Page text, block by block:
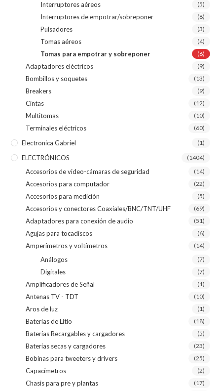
Interruptores aéreos (5)
Interruptores de empotrar/sobreponer (8)
Pulsadores (3)
Tomas aéreos (4)
Tomas para empotrar y sobreponer (6)
Adaptadores eléctricos (9)
Bombillos y soquetes (13)
Breakers (9)
Cintas (12)
Multitomas (10)
Terminales eléctricos (60)
Electronica Gabriel (1)
ELECTRÓNICOS (1404)
Accesorios de video-cámaras de seguridad (14)
Accesorios para computador (22)
Accesorios para medición (5)
Accesorios y conectores Coaxiales/BNC/TNT/UHF (69)
Adaptadores para conexión de audio (51)
Agujas para tocadiscos (6)
Amperímetros y voltímetros (14)
Análogos (7)
Digitales (7)
Amplificadores de Señal (1)
Antenas TV - TDT (10)
Aros de luz (1)
Baterías de Litio (18)
Baterías Recargables y cargadores (5)
Baterías secas y cargadores (23)
Bobinas para tweeters y drivers (25)
Capacímetros (2)
Chasis para pre y plantas (17)